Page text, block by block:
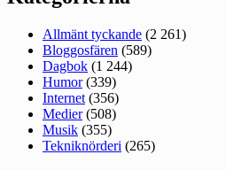
Allmänt tyckande (2 261)
Bloggosfären (589)
Dagbok (1 244)
Humor(339)
Internet (356)
Medier(508)
Musik (355)
Tekniknörderi (265)